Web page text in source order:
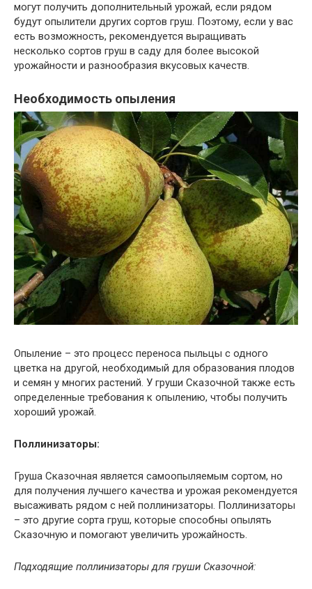
могут получить дополнительный урожай, если рядом
будут опылители других сортов груш. Поэтому, если у вас
есть возможность, рекомендуется выращивать
несколько сортов груш в саду для более высокой
урожайности и разнообразия вкусовых качеств.
Необходимость опыления
Опыление – это процесс переноса пыльцы с одного
цветка на другой, необходимый для образования плодов
и семян у многих растений. У груши Сказочной также есть
определенные требования к опылению, чтобы получить
хороший урожай.
Поллинизаторы:
Груша Сказочная является самоопыляемым сортом, но
для получения лучшего качества и урожая рекомендуется
высаживать рядом с ней поллинизаторы. Поллинизаторы
– это другие сорта груш, которые способны опылять
Сказочную и помогают увеличить урожайность.
Подходящие поллинизаторы для груши Сказочной: